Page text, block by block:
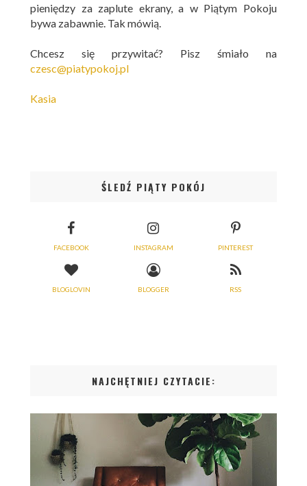
pieniędzy za zaplute ekrany, a w Piątym Pokoju
bywa zabawnie. Tak mówią.
Chcesz się przywitać? Pisz śmiało na
czesc@piatypokoj.pl
Kasia
ŚLEDŹ PIĄTY POKÓJ
FACEBOOK INSTAGRAM PINTEREST
BLOGLOVIN BLOGGER RSS
NAJCHĘTNIEJ CZYTACIE: